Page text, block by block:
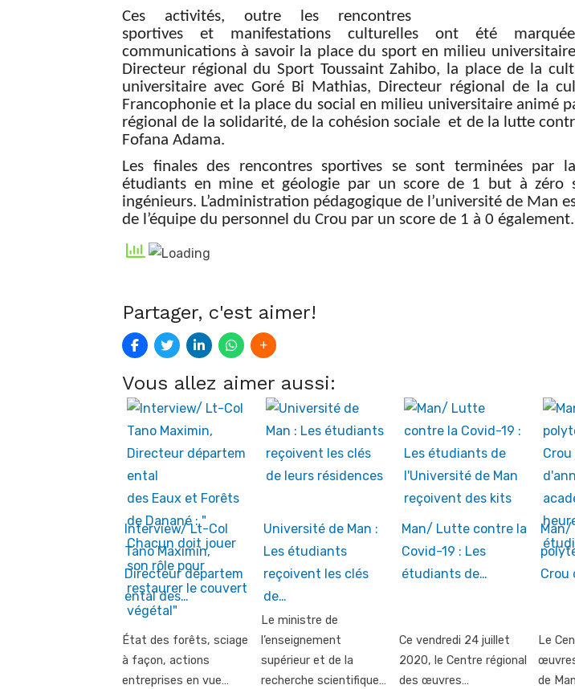
Ces activités, outre les rencontres
sportives et manifestations culturelles ont été
communications à savoir la place du sport en milieu
Directeur régional du Sport Toussaint Zahibo, la place de la
universitaire avec Goré Bi Mathias, Directeur régional de la
Francophonie et la place du social en milieu universitaire animé
régional de la solidarité, de la cohésion sociale et de la lutte
Fofana Adama.
Les finales des rencontres sportives se sont terminées par
étudiants en mine et géologie par un score de 1 but à zéro
ingénieurs. L’administration pédagogique de l’université de Man
de l’équipe du personnel du Crou par un score de 1 à 0 également.
Partager, c'est aimer!
Vous allez aimer aussi:
Interview/ Lt-Col
Tano Maximin,
Directeur départem
ental des…
État des forêts, sciage
à façon, actions
entreprises en vue…
Université de Man :
Les étudiants
reçoivent les clés
de…
Le ministre de
l’enseignement
supérieur et de la
recherche scientifique…
Man/ Lutte contre la
Covid-19 : Les
étudiants de…
Ce vendredi 24 juillet
2020, le Centre régional
des œuvres…
Crou
Le
de